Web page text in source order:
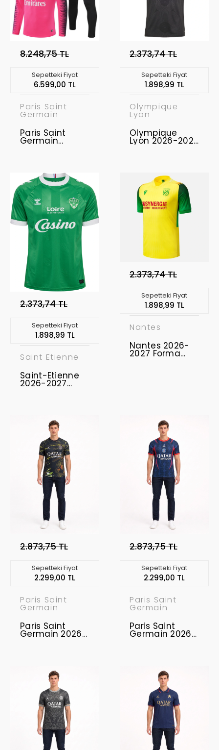
8.248,75 TL
Sepetteki Fiyat
6.599,00 TL
Paris Saint
Germain
Paris Saint
Germain
2.373,74 TL
Sepetteki Fiyat
1.898,99 TL
Olympique
Lyon
Olympique
Lyon 2026-2027
Forma Third
2.373,74 TL
Sepetteki Fiyat
1.898,99 TL
Saint Etienne
Saint-Etienne
2026-2027
2.373,74 TL
Sepetteki Fiyat
1.898,99 TL
Nantes
Nantes 2026-
2027 Forma
2.873,75 TL
Sepetteki Fiyat
2.299,00 TL
Paris Saint
Germain
Paris Saint
Germain 2026-
2.873,75 TL
Sepetteki Fiyat
2.299,00 TL
Paris Saint
Germain
Paris Saint
Germain 2026-